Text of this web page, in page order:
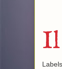
Il